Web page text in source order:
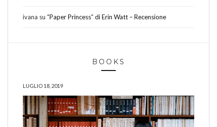
ivana su “Paper Princess” di Erin Watt – Recensione
BOOKS
LUGLIO 18, 2019